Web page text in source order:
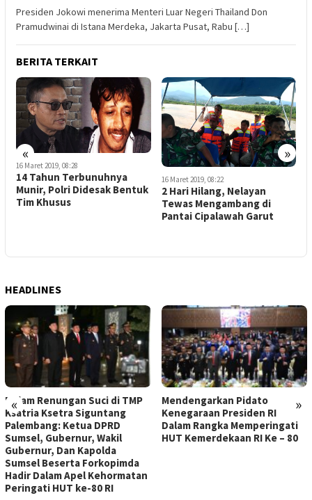
Presiden Jokowi menerima Menteri Luar Negeri Thailand Don
Pramudwinai di Istana Merdeka, Jakarta Pusat, Rabu […]
BERITA TERKAIT
« »
16 Maret 2019, 08:28
14 Tahun Terbunuhnya
Munir, Polri Didesak Bentuk
Tim Khusus
16 Maret 2019, 08:22
2 Hari Hilang, Nelayan
Tewas Mengambang di
Pantai Cipalawah Garut
HEADLINES
« »
Malam Renungan Suci di TMP
Ksatria Ksetra Siguntang
Palembang: Ketua DPRD
Sumsel, Gubernur, Wakil
Gubernur, Dan Kapolda
Sumsel Beserta Forkopimda
Hadir Dalam Apel Kehormatan
Peringati HUT ke-80 RI
Mendengarkan Pidato
Kenegaraan Presiden RI
Dalam Rangka Memperingati
HUT Kemerdekaan RI Ke – 80